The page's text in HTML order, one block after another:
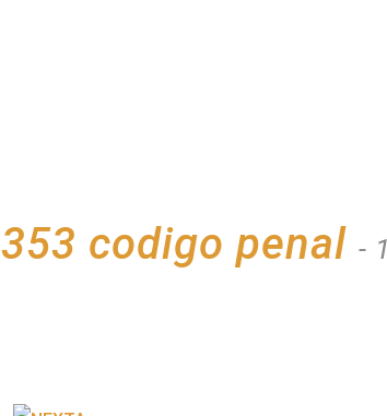
353 codigo penal -